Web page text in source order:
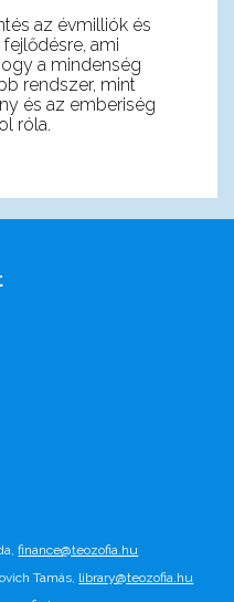
az évmilliók és
ami
a mindenség
rendszer, mint
és az emberiség
róla.
finance@teozofia.hu
Tamás, library@teozofia.hu